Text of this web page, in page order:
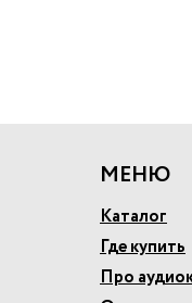
МЕНЮ
Каталог
Где купить
Про